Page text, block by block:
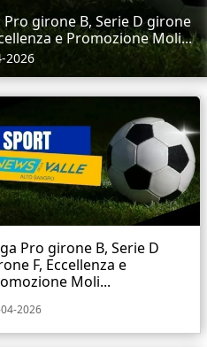
Pro girone B, Serie D girone
e Promozione Moli...
2026
Pro girone B, Serie D
F, Eccellenza e
Moli...
2026